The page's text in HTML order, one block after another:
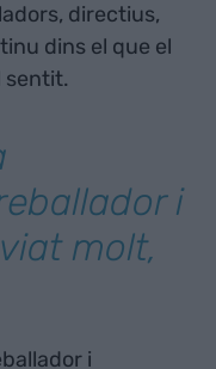
directius,
dins el que el
sentit.
i
molt,
i